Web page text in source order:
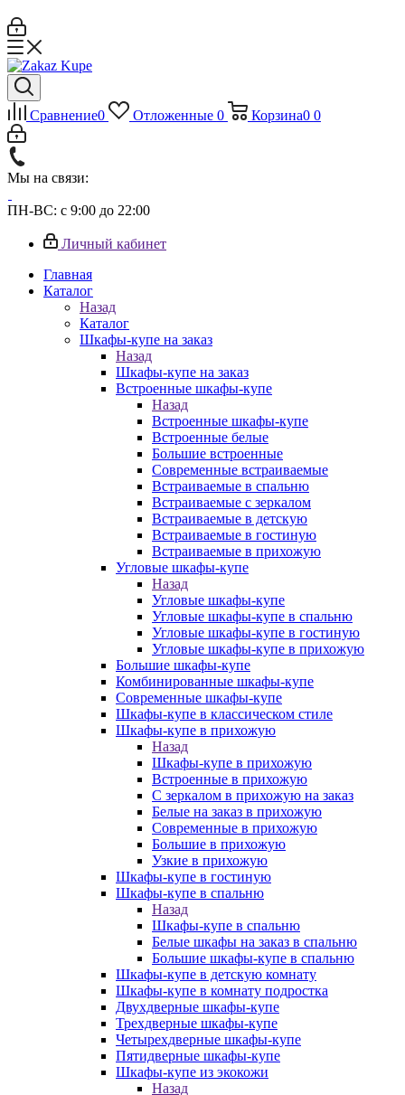
Сравнение0 Отложенные 0 Корзина0 0
Мы на связи:
ПН-ВС: с 9:00 до 22:00
Личный кабинет
Главная
Каталог
Назад
Каталог
Шкафы-купе на заказ
Назад
Шкафы-купе на заказ
Встроенные шкафы-купе
Назад
Встроенные шкафы-купе
Встроенные белые
Большие встроенные
Современные встраиваемые
Встраиваемые в спальню
Встраиваемые с зеркалом
Встраиваемые в детскую
Встраиваемые в гостиную
Встраиваемые в прихожую
Угловые шкафы-купе
Назад
Угловые шкафы-купе
Угловые шкафы-купе в спальню
Угловые шкафы-купе в гостиную
Угловые шкафы-купе в прихожую
Большие шкафы-купе
Комбинированные шкафы-купе
Современные шкафы-купе
Шкафы-купе в классическом стиле
Шкафы-купе в прихожую
Назад
Шкафы-купе в прихожую
Встроенные в прихожую
С зеркалом в прихожую на заказ
Белые на заказ в прихожую
Современные в прихожую
Большие в прихожую
Узкие в прихожую
Шкафы-купе в гостиную
Шкафы-купе в спальню
Назад
Шкафы-купе в спальню
Белые шкафы на заказ в спальню
Большие шкафы-купе в спальню
Шкафы-купе в детскую комнату
Шкафы-купе в комнату подростка
Двухдверные шкафы-купе
Трехдверные шкафы-купе
Четырехдверные шкафы-купе
Пятидверные шкафы-купе
Шкафы-купе из экокожи
Назад